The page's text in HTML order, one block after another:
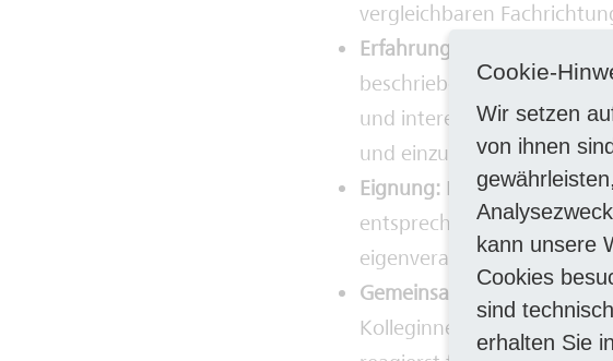
vergleichbaren
Erfahrung:
Idealerweise
beschriebenen
und interessierten
und einzubringen.
Eignung: Du bringst die
entsprechen, unter den
eigenverantwortlich mit
Gemeinsam zum Erfolg: Mit
Kolleginnen und Kollegen
Cookie-
Wir setzen
von ihnen
kann unsere
Cookies
sind
erhalten Sie